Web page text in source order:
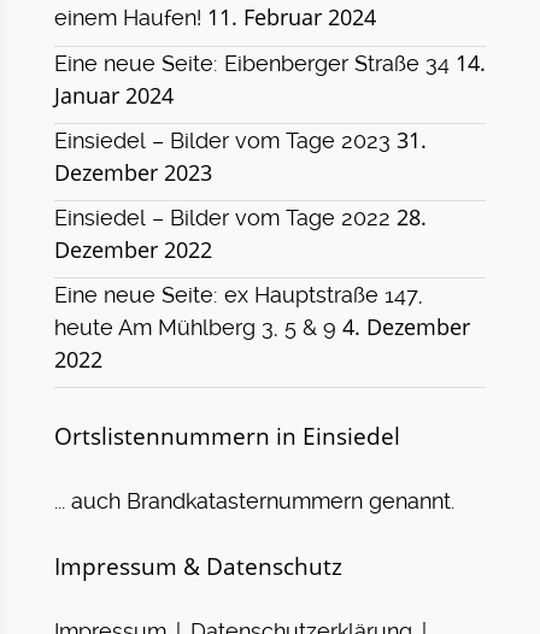
einem Haufen! 11. Februar 2024
Eine neue Seite: Eibenberger Straße 34 14.
Januar 2024
Einsiedel – Bilder vom Tage 2023 31.
Dezember 2023
Einsiedel – Bilder vom Tage 2022 28.
Dezember 2022
Eine neue Seite: ex Hauptstraße 147,
heute Am Mühlberg 3, 5 & 9 4. Dezember
2022
Ortslistennummern in Einsiedel
... auch Brandkatasternummern genannt.
Impressum & Datenschutz